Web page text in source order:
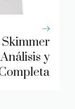
y